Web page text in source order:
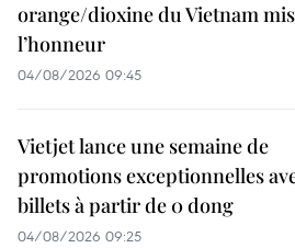
orange/dioxine du Vietnam
l’honneur
04/08/2026 09:45
Vietjet lance une semaine de
promotions exceptionnelles
billets à partir de 0 dong
04/08/2026 09:25